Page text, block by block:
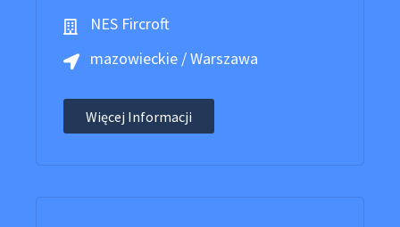
NES Fircroft
mazowieckie / Warszawa
Więcej Informacji